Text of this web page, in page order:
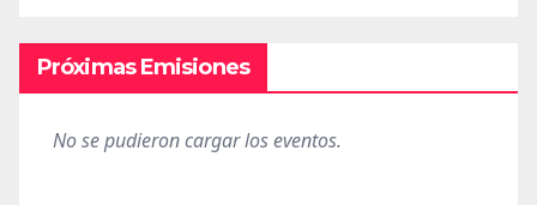
Próximas Emisiones